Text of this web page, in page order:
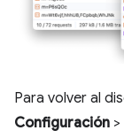
Para volver al
Configuración >